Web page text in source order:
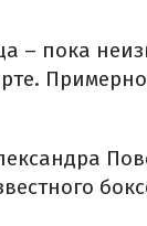
– пока